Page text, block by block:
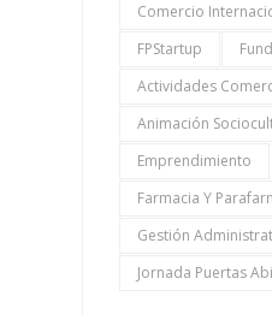
Comercio
FPStartup
Actividades
Animación
Emprendimiento
Farmacia Y
Gestión
Jornada Puertas